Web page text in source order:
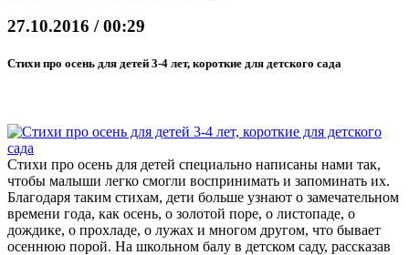
27.10.2016 / 00:29
Стихи про осень для детей 3-4 лет, короткие для детского сада
Стихи про осень для детей специально написаны нами так,
чтобы малыши легко смогли воспринимать и запоминать их.
Благодаря таким стихам, дети больше узнают о замечательном
времени года, как осень, о золотой поре, о листопаде, о
дождике, о прохладе, о лужах и многом другом, что бывает
осеннюю порой. На школьном балу в детском саду, рассказав